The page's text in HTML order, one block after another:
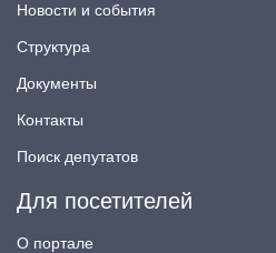
Новости и события
Структура
Документы
Контакты
Поиск депутатов
Для посетителей
О портале